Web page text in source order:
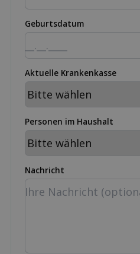
Geburtsdatum
Aktuelle Krankenkasse
Personen im Haushalt
Nachricht